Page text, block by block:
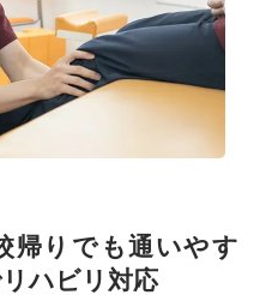
帰りでも通いやす
ハビリ対応